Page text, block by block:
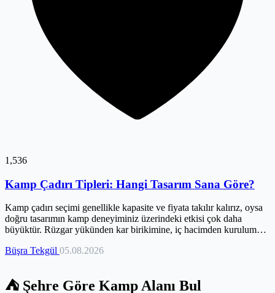
1,536
Kamp Çadırı Tipleri: Hangi Tasarım Sana Göre?
Kamp çadırı seçimi genellikle kapasite ve fiyata takılır kalırız, oysa
doğru tasarımın kamp deneyiminiz üzerindeki etkisi çok daha
büyüktür. Rüzgar yükünden kar birikimine, iç hacimden kurulum
doğrudan ilişkilidir. Bu yüzden, kamp tarzınıza, tercih ettiğiniz
baştan sona dönüştürür. Bu derinlemesine rehberde, kubbe ve tünel
Büşra Tekgül 05.08.2026
⛺ Şehre Göre Kamp Alanı Bul